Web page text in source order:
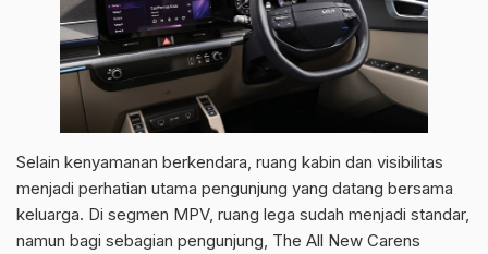
Selain kenyamanan berkendara, ruang kabin dan visibilitas
menjadi perhatian utama pengunjung yang datang bersama
keluarga. Di segmen MPV, ruang lega sudah menjadi standar,
namun bagi sebagian pengunjung, The All New Carens